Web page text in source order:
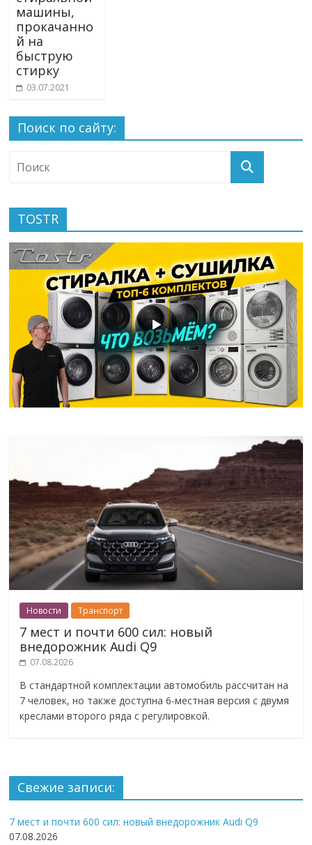
машины,
прокачанно
й на
быструю
стирку
03.07.2021
Поиск по сайту:
TOSTR
Новости Транспорт
7 мест и почти 600 сил: новый
внедорожник Audi Q9
07.08.2026
В стандартной комплектации автомобиль рассчитан на
7 человек, но также доступна 6-местная версия с двумя
креслами второго ряда с регулировкой.
Свежие записи:
7 мест и почти 600 сил: новый внедорожник Audi Q9
07.08.2026